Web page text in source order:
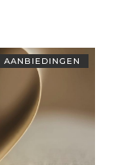
AANBIEDINGEN